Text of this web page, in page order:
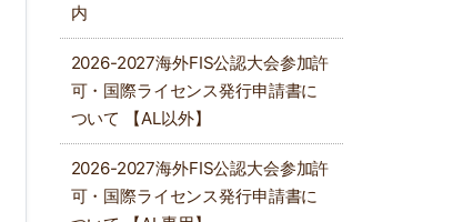
内
2026-2027海外FIS公認大会参加許
可・国際ライセンス発行申請書に
ついて 【AL以外】
2026-2027海外FIS公認大会参加許
可・国際ライセンス発行申請書に